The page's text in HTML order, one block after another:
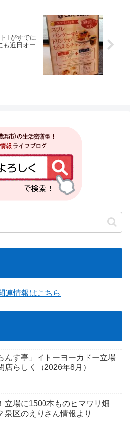
｣がすでに
も近日オー
連情報はこちら
んす亭」イトーヨーカドー立場
店らしく（2026年8月）
立場に1500本ものヒマワリ畑
泉区のえりさん情報より